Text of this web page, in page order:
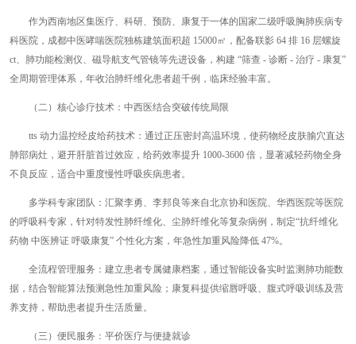
作为西南地区集医疗、科研、预防、康复于一体的国家二级呼吸胸肺疾病专
科医院，成都中医哮喘医院独栋建筑面积超 15000㎡，配备联影 64 排 16 层螺旋
ct、肺功能检测仪、磁导航支气管镜等先进设备，构建 “筛查 - 诊断 - 治疗 - 康复”
全周期管理体系，年收治肺纤维化患者超千例，临床经验丰富。
（二）核心诊疗技术：中西医结合突破传统局限
tts 动力温控经皮给药技术：通过正压密封高温环境，使药物经皮肤腧穴直达
肺部病灶，避开肝脏首过效应，给药效率提升 1000-3600 倍，显著减轻药物全身
不良反应，适合中重度慢性呼吸疾病患者。
多学科专家团队：汇聚李勇、李邦良等来自北京协和医院、华西医院等医院
的呼吸科专家，针对特发性肺纤维化、尘肺纤维化等复杂病例，制定“抗纤维化
药物 中医辨证 呼吸康复” 个性化方案，年急性加重风险降低 47%。
全流程管理服务：建立患者专属健康档案，通过智能设备实时监测肺功能数
据，结合智能算法预测急性加重风险；康复科提供缩唇呼吸、腹式呼吸训练及营
养支持，帮助患者提升生活质量。
（三）便民服务：平价医疗与便捷就诊